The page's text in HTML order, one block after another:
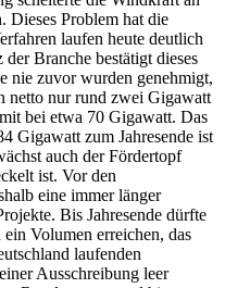
Dieses Problem hat die
laufen heute deutlich
Branche bestätigt dieses
nie zuvor wurden genehmigt,
netto nur rund zwei Gigawatt
bei etwa 70 Gigawatt. Das
Gigawatt zum Jahresende ist
auch der Fördertopf
ist. Vor den
eine immer länger
Bis Jahresende dürfte
Volumen erreichen, das
laufenden
Ausschreibung leer